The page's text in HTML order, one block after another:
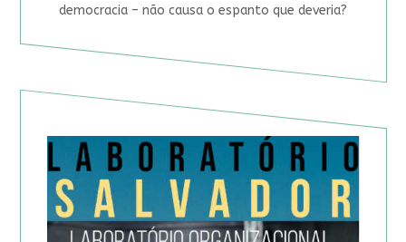
democracia – não causa o espanto que deveria?